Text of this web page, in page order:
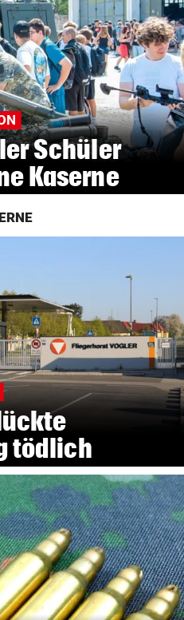
KG 2026
Schüler
Kaserne
tödlich